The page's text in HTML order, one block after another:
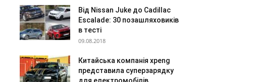
Від Nissan Juke до Cadillac
Escalade: 30 позашляховиків
в тесті
09.08.2018
Китайська компанія xpeng
представила суперзарядку